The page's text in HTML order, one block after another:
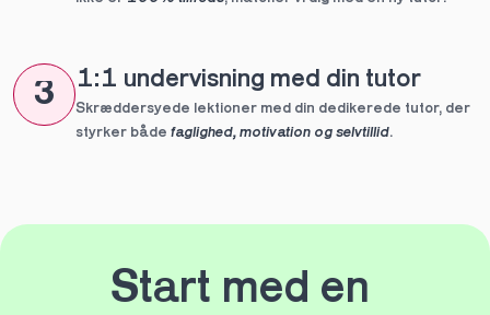
3 1:1 undervisning med din tutor
Skræddersyede lektioner med din dedikerede tutor, der
styrker både faglighed, motivation og selvtillid.
Start med en